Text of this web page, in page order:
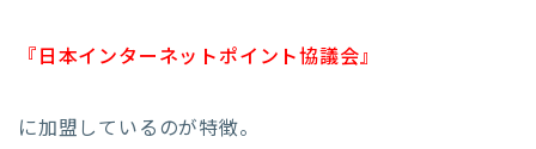
『日本インターネットポイント協議会』
に加盟しているのが特徴。